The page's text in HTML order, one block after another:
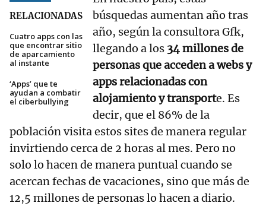
RELACIONADAS
Cuatro apps con las
que encontrar sitio
de aparcamiento
al instante
‘Apps’ que te
ayudan a combatir
el ciberbullying
búsquedas aumentan año tras
año, según la consultora Gfk,
llegando a los 34 millones de
personas que acceden a webs y
apps relacionadas con
alojamiento y transporte. Es
decir, que el 86% de la
población visita estos sites de manera regular
invirtiendo cerca de 2 horas al mes. Pero no
solo lo hacen de manera puntual cuando se
acercan fechas de vacaciones, sino que más de
12,5 millones de personas lo hacen a diario.